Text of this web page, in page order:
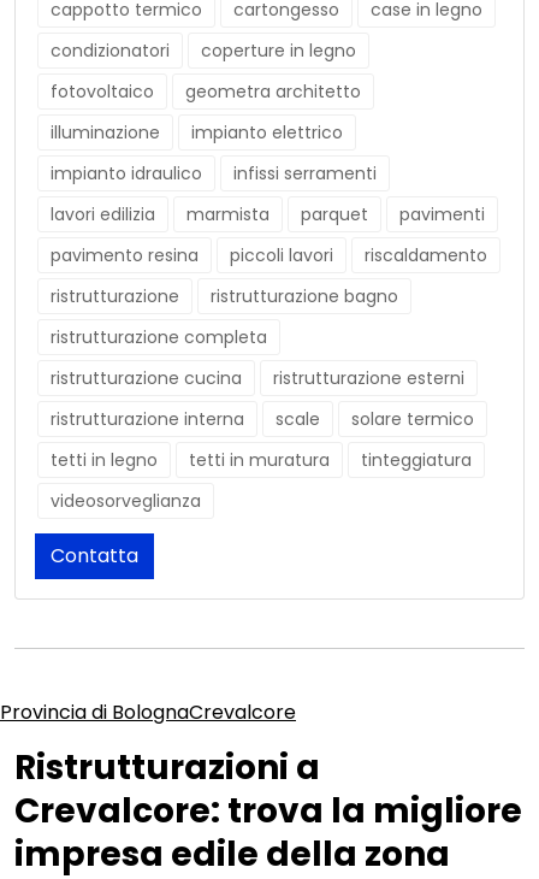
cappotto termico cartongesso
case in legno
condizionatori
coperture in legno
fotovoltaico
geometra architetto
illuminazione
impianto elettrico
impianto idraulico
infissi serramenti
lavori edilizia
marmista parquet
pavimenti
pavimento resina
piccoli lavori
riscaldamento
ristrutturazione
ristrutturazione bagno
ristrutturazione completa
ristrutturazione cucina
ristrutturazione esterni
ristrutturazione interna
scale
solare termico
tetti in legno
tetti in muratura
tinteggiatura
videosorveglianza
Contatta
Provincia di BolognaCrevalcore
Ristrutturazioni a
Crevalcore: trova la migliore
impresa edile della zona